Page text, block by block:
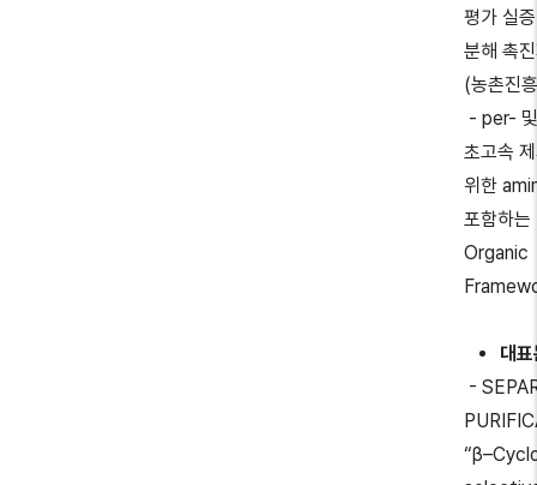
평가 실
분해 촉
(농촌진
- per-
초고속
위한
포함하
Organic
대
-